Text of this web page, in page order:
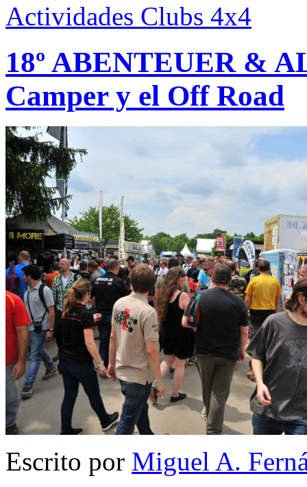
Actividades Clubs 4x4
18º ABENTEUER &
Camper y el Off Road
Escrito por Miguel A.